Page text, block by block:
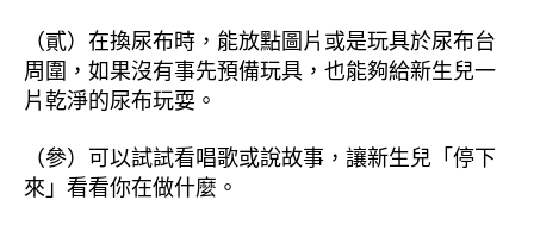
（貳）在換尿布時，能放點圖片或是玩具於尿布台
周圍，如果沒有事先預備玩具，也能夠給新生兒一
片乾淨的尿布玩耍。
（參）可以試試看唱歌或說故事，讓新生兒「停下
來」看看你在做什麼。